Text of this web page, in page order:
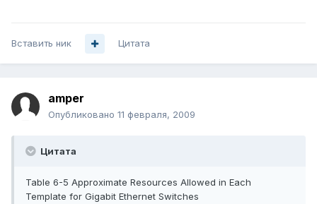
Вставить ник Цитата
amper
Опубликовано 11 февраля, 2009
Цитата
Table 6-5 Approximate Resources Allowed in Each
Template for Gigabit Ethernet Switches